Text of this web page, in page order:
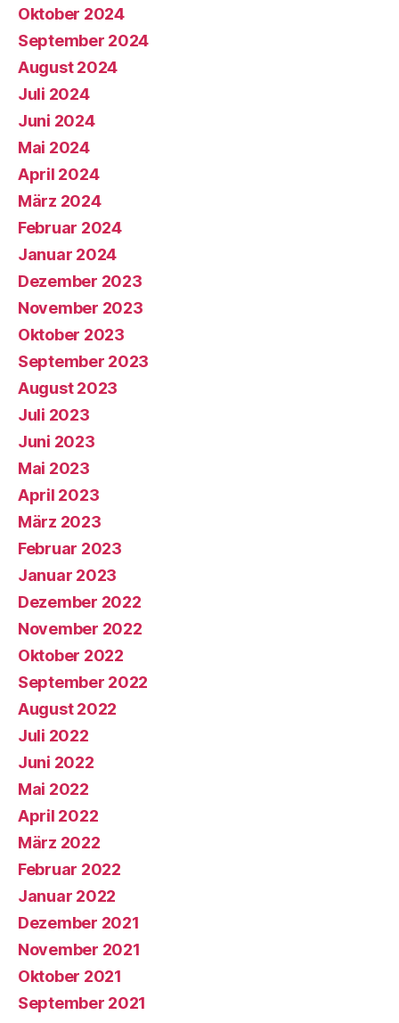
Oktober 2024
September 2024
August 2024
Juli 2024
Juni 2024
Mai 2024
April 2024
März 2024
Februar 2024
Januar 2024
Dezember 2023
November 2023
Oktober 2023
September 2023
August 2023
Juli 2023
Juni 2023
Mai 2023
April 2023
März 2023
Februar 2023
Januar 2023
Dezember 2022
November 2022
Oktober 2022
September 2022
August 2022
Juli 2022
Juni 2022
Mai 2022
April 2022
März 2022
Februar 2022
Januar 2022
Dezember 2021
November 2021
Oktober 2021
September 2021